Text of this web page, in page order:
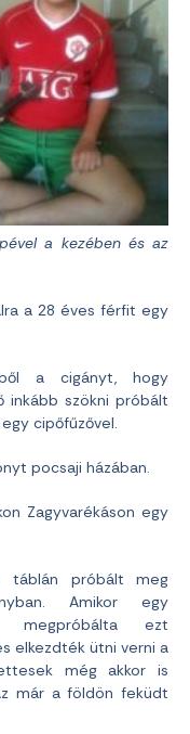
a kezében és az
a 28 éves férfit egy
a cigányt, hogy
inkább szökni próbált
cipőfűzővel.
pocsaji házában.
Zagyvarékáson egy
táblán próbált meg
Amikor egy
megpróbálta ezt
elkezdték ütni verni a
még akkor is
már a földön feküdt